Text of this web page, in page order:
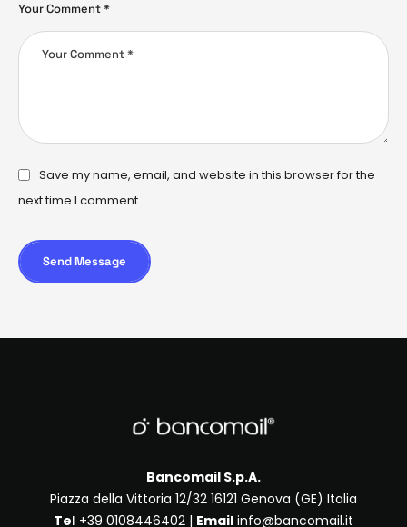
Your Comment *
Save my name, email, and website in this browser for the
next time I comment.
Send Message
Bancomail S.p.A.
Piazza della Vittoria 12/32 16121 Genova (GE) Italia
Tel +39 0108446402 | Email info@bancomail.it